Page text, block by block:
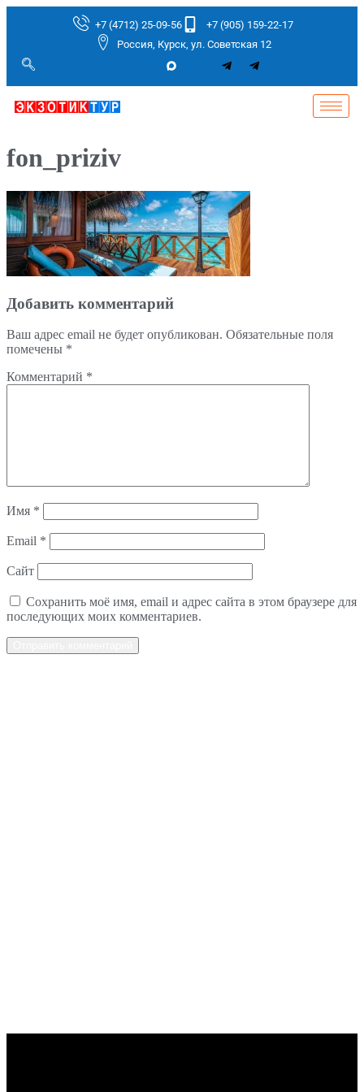
+7 (4712) 25-09-56
+7 (905) 159-22-17
Россия, Курск, ул. Советская 12
fon_priziv
Добавить комментарий
Ваш адрес email не будет опубликован. Обязательные поля
помечены *
Комментарий *
Имя *
Email *
Сайт
Сохранить моё имя, email и адрес сайта в этом браузере для
последующих моих комментариев.